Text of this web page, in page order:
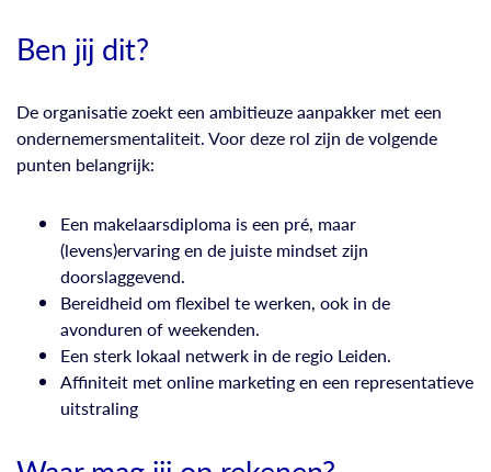
Ben jij dit?
De organisatie zoekt een ambitieuze aanpakker met een
ondernemersmentaliteit. Voor deze rol zijn de volgende
punten belangrijk:
Een makelaarsdiploma is een pré, maar
(levens)ervaring en de juiste mindset zijn
doorslaggevend.
Bereidheid om flexibel te werken, ook in de
avonduren of weekenden.
Een sterk lokaal netwerk in de regio Leiden.
Affiniteit met online marketing en een representatieve
uitstraling